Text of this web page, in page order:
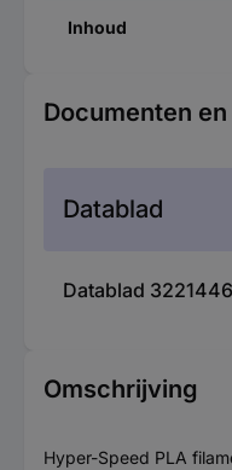
Inhoud
Documenten
Datablad
Datablad
Omschrijving
Hyper-Speed PLA